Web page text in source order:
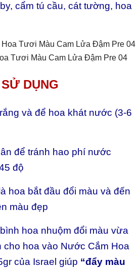
cẩm tú cầu, cát tường, hoa
Tươi Màu Cam Lửa Đậm Pre 04
DỤNG
và để hoa khát nước (3-6
để tránh hao phí nước
độ
hoa bắt đầu đổi màu và đến
màu đẹp
hoa nhuộm đổi màu vừa
cho hoa vào Nước Cắm Hoa
của Israel giúp “đẩy màu